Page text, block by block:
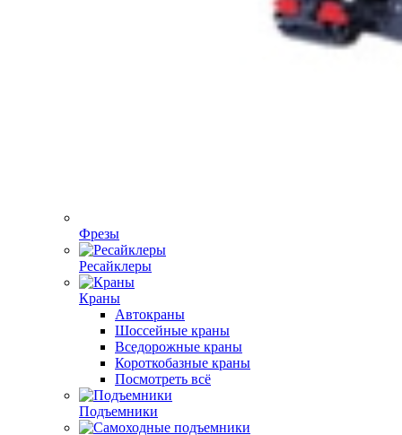
Фрезы
Ресайклеры
Краны
Автокраны
Шоссейные краны
Вседорожные краны
Короткобазные краны
Посмотреть всё
Подъемники